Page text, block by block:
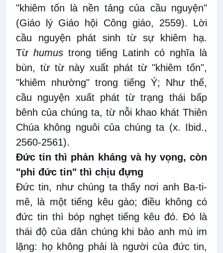
"khiêm tốn là nền tảng của cầu nguyện"
(Giáo lý Giáo hội Công giáo, 2559). Lời
cầu nguyện phát sinh từ sự khiêm hạ.
Từ humus trong tiếng Latinh có nghĩa là
bùn, từ từ này xuất phát từ "khiêm tốn",
"khiêm nhường" trong tiếng Ý; Như thế,
cầu nguyện xuất phát từ trạng thái bấp
bênh của chúng ta, từ nỗi khao khát Thiên
Chúa không nguôi của chúng ta (x. Ibid.,
2560-2561).
Đức tin thì phản kháng và hy vọng, còn
"phi đức tin" thì chịu đựng
Đức tin, như chúng ta thấy nơi anh Ba-ti-
mê, là một tiếng kêu gào; điều không có
đức tin thì bóp nghẹt tiếng kêu đó. Đó là
thái độ của dân chúng khi bảo anh mù im
lặng: họ không phải là người của đức tin,